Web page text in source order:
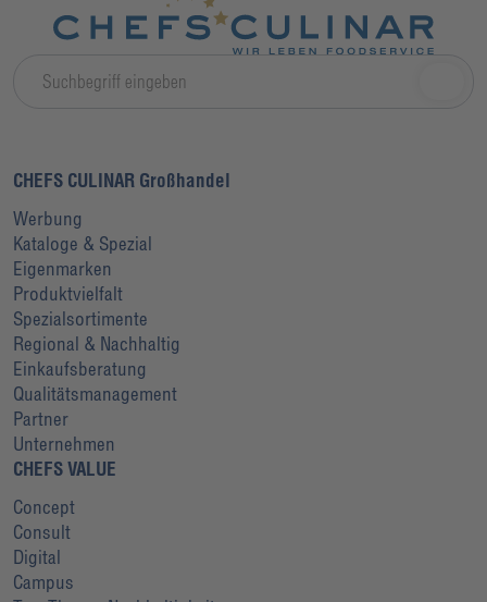
CHEFS CULINAR Großhandel
Werbung
Kataloge & Spezial
Eigenmarken
Produktvielfalt
Spezialsortimente
Regional & Nachhaltig
Einkaufsberatung
Qualitätsmanagement
Partner
Unternehmen
CHEFS VALUE
Concept
Consult
Digital
Campus